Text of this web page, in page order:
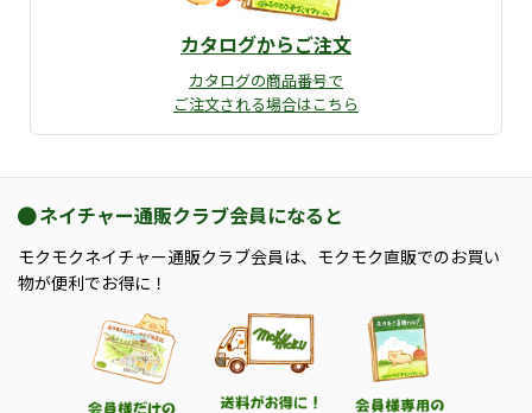
カタログからご注文
カタログの商品番号で
ご注文される場合はこちら
ネイチャー通販クラブ会員になると
モクモクネイチャー通販クラブ会員は、モクモク直販でのお買い
物が便利でお得に！